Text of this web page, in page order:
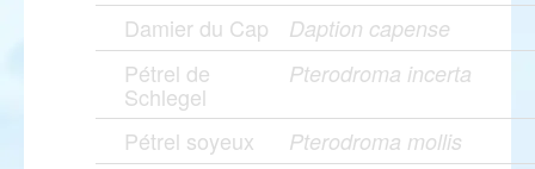
Damier du Cap Daption capense
Pétrel de
Schlegel
Pterodroma incerta
Pétrel soyeux Pterodroma mollis